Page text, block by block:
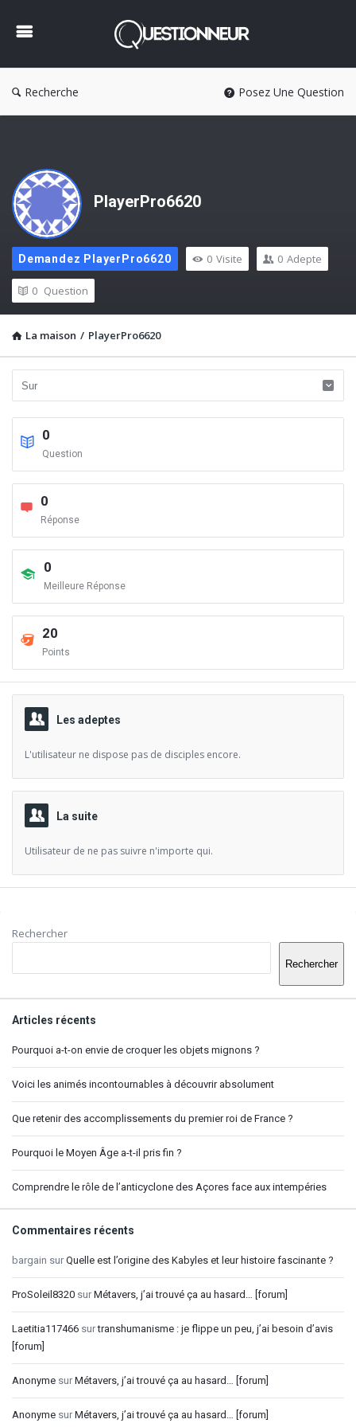
Recherche Posez Une Question
PlayerPro6620
Demandez PlayerPro6620 0 Visite 0 Adepte
0 Question
La maison / PlayerPro6620
0
Question
0
Réponse
0
Meilleure Réponse
20
Points
Les adeptes
L'utilisateur ne dispose pas de disciples encore.
La suite
Utilisateur de ne pas suivre n'importe qui.
latérale
Rechercher
Rechercher
Articles récents
Pourquoi a-t-on envie de croquer les objets mignons ?
Voici les animés incontournables à découvrir absolument
Que retenir des accomplissements du premier roi de France ?
Pourquoi le Moyen Âge a-t-il pris fin ?
Comprendre le rôle de l’anticyclone des Açores face aux intempéries
Commentaires récents
bargain sur Quelle est l’origine des Kabyles et leur histoire fascinante ?
ProSoleil8320 sur Métavers, j’ai trouvé ça au hasard… [forum]
Laetitia117466 surtranshumanisme : je flippe un peu, j’ai besoin d’avis
[forum]
Anonyme sur Métavers, j’ai trouvé ça au hasard… [forum]
Anonyme sur Métavers, j’ai trouvé ça au hasard… [forum]